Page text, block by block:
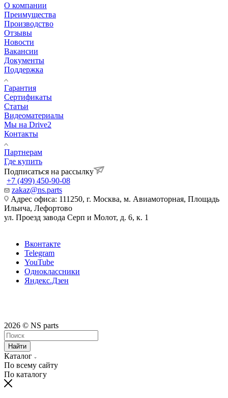
О компании
Преимущества
Производство
Отзывы
Новости
Вакансии
Документы
Поддержка
Гарантия
Сертификаты
Статьи
Видеоматериалы
Мы на Drive2
Контакты
Партнерам
Где купить
Подписаться на рассылку
+7 (499) 450-90-08
zakaz@ns.parts
Адрес офиса: 111250, г. Москва, м. Авиамоторная, Площадь
Ильича, Лефортово
ул. Проезд завода Серп и Молот, д. 6, к. 1
Вконтакте
Telegram
YouTube
Одноклассники
Яндекс.Дзен
2026 © NS parts
Найти
Каталог
По всему сайту
По каталогу